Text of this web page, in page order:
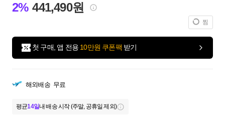
2% 441,490원
찜
첫 구매, 앱 전용 10만원 쿠폰팩 받기
해외배송 무료
평균14일내 배송 시작 (주말, 공휴일 제외)